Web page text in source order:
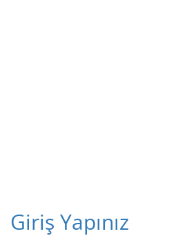
Giriş Yapınız